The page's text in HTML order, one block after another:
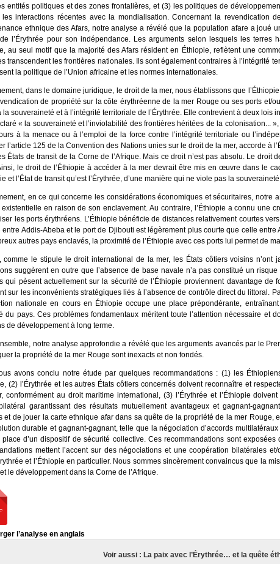
entités politiques et des zones frontalières, et (3) les politiques de
les interactions récentes avec la mondialisation. Concernant la revendication
ethnique des Afars, notre analyse a révélé que la population afare a
l’Érythrée pour son indépendance. Les arguments selon lesquels les terres
au seul motif que la majorité des Afars résident en Éthiopie, reflètent une
transcendent les frontières nationales. Ils sont également contraires à l’intégrité
la politique de l’Union africaine et les normes internationales.
dans le domaine juridique, le droit de la mer, nous établissons que
de propriété sur la côte érythréenne de la mer Rouge ou ses ports et/
la souveraineté et à l’intégrité territoriale de l’Érythrée. Elle contrevient à deux lois
« la souveraineté et l’inviolabilité des frontières héritées de la colonisation...
à la menace ou à l’emploi de la force contre l’intégrité territoriale ou
l’article 125 de la Convention des Nations unies sur le droit de la mer, accorde à
États de transit de la Corne de l’Afrique. Mais ce droit n’est pas absolu. Le droit
le droit de l’Éthiopie à accéder à la mer devrait être mis en œuvre dans le
et l’État de transit qu’est l’Érythrée, d’une manière qui ne viole pas la
en ce qui concerne les considérations économiques et sécuritaires, notre
en raison de son enclavement. Au contraire, l’Éthiopie a connu une
les ports érythréens. L’Éthiopie bénéficie de distances relativement courtes
entre Addis-Abeba et le port de Djibouti est légèrement plus courte que celle
autres pays enclavés, la proximité de l’Éthiopie avec ces ports lui permet de
comme le stipule le droit international de la mer, les États côtiers voisins n’ont
suggèrent en outre que l’absence de base navale n’a pas constitué un
qui pèsent actuellement sur la sécurité de l’Éthiopie proviennent davantage de
sur les inconvénients stratégiques liés à l’absence de contrôle direct du littoral.
nationale en cours en Éthiopie occupe une place prépondérante,
du pays. Ces problèmes fondamentaux méritent toute l’attention nécessaire et
de développement à long terme.
notre analyse approfondie a révélé que les arguments avancés par le
la propriété de la mer Rouge sont inexacts et non fondés.
avons conclu notre étude par quelques recommandations : (1) les
(2) l’Érythrée et les autres États côtiers concernés doivent reconnaître et
conformément au droit maritime international, (3) l’Érythrée et l’Éthiopie
garantissant des résultats mutuellement avantageux et gagnant-
et de jouer la carte ethnique afar dans sa quête de la propriété de la mer Rouge,
durable et gagnant-gagnant, telle que la négociation d’accords
d’un dispositif de sécurité collective. Ces recommandations sont
mettent l’accent sur des négociations et une coopération bilatérales
et l’Éthiopie en particulier. Nous sommes sincèrement convaincus que la
le développement dans la Corne de l’Afrique.
l’analyse en anglais
Voir aussi : La paix avec l’Érythrée… et la quête